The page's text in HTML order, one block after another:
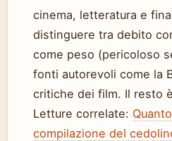
cinema, letteratura e
distinguere tra debito
come peso (pericoloso
fonti autorevoli come la
critiche dei film. Il resto
Letture correlate:
compilazione del